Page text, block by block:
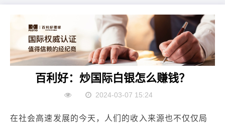
百利好：炒国际白银怎么赚钱？
2024-03-07 15:24
在社会高速发展的今天，人们的收入来源也不仅仅局